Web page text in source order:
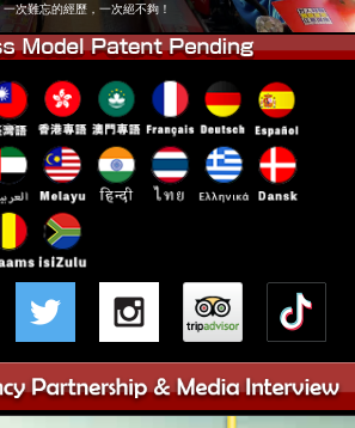
一次難忘的經歷，一次絕不夠！